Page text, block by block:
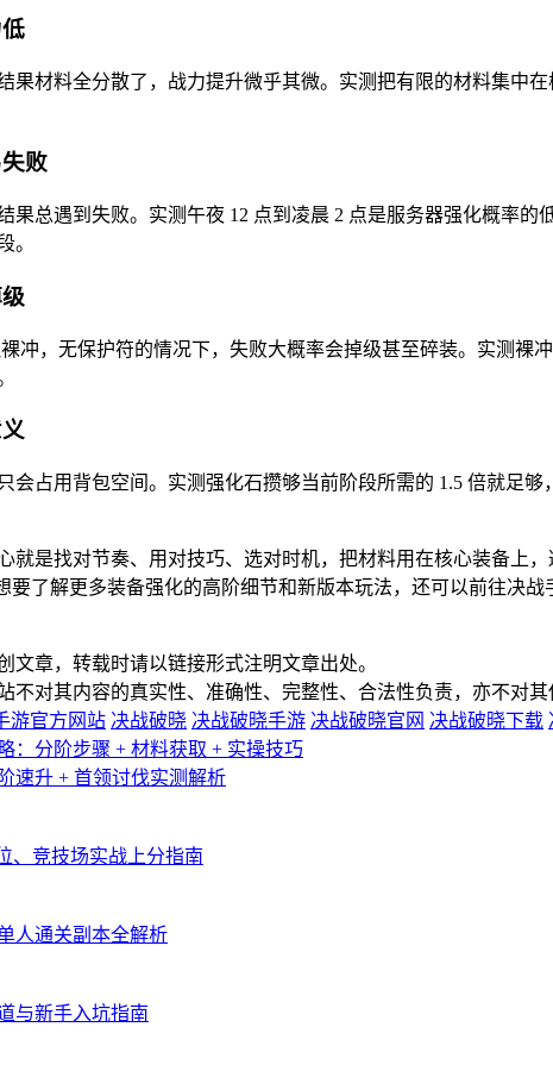
果材料全分散了，战力提升微乎其微。实测把有限的材料集中
败
果总遇到失败。实测午夜 12 点到凌晨 2 点是服务器强化概率
。
冲，无保护符的情况下，失败大概率会掉级甚至碎装。实测裸
会占用背包空间。实测强化石攒够当前阶段所需的 1.5 倍就足
就是找对节奏、用对技巧、选对时机，把材料用在核心装备上
要了解更多装备强化的高阶细节和新版本玩法，还可以前往决战
章，转载时请以链接形式注明文章出处。
对其内容的真实性、准确性、完整性、合法性负责，亦不对其
游官方网站 决战破晓 决战破晓手游 决战破晓官网 决战破晓下载
：分阶步骤 + 材料获取 + 实操技巧
速升 + 首领讨伐实测解析
、竞技场实战上分指南
人通关副本全解析
与新手入坑指南